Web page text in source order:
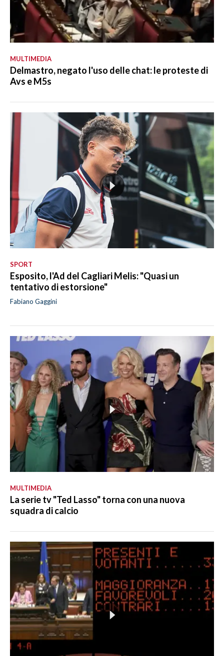
MULTIMEDIA
Delmastro, negato l'uso delle chat: le proteste di
Avs e M5s
SPORT
Esposito, l'Ad del Cagliari Melis: "Quasi un
tentativo di estorsione"
Fabiano Gaggini
MULTIMEDIA
La serie tv "Ted Lasso" torna con una nuova
squadra di calcio